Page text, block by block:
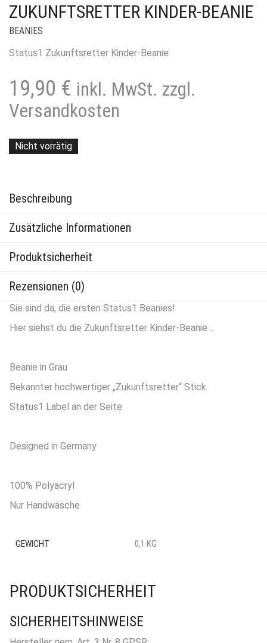
ZUKUNFTSRETTER KINDER-BEANIE
BEANIES
Status1 Zukunftsretter Kinder-Beanie
19,90 € inkl. MwSt. zzgl.
Versandkosten
Nicht vorrätig
Beschreibung
Zusätzliche Informationen
Produktsicherheit
Rezensionen (0)
Sie sind da, die ersten Status1 Beanies!
Hier siehst du die Zukunftsretter Kinder-Beanie ..
Beanie in Grau
Bekannter hochwertiger „Zukunftsretter“ Stick
Status1 Label an der Seite
Designed in Germany
100% Polyacryl
Nur Handwäsche
GEWICHT 0,1 KG
PRODUKTSICHERHEIT
SICHERHEITSHINWEISE